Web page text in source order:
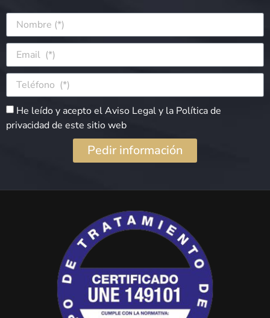
He leído y acepto el Aviso Legal y la Política de
privacidad de este sitio web
Pedir información